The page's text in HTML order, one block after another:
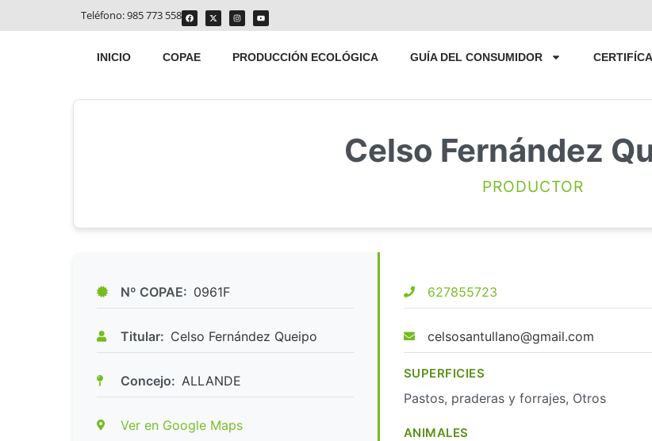
Teléfono:985 773 558
INICIO COPAE PRODUCCIÓN ECOLÓGICA GUÍA DEL CONSUMIDOR
Celso Fernández
PRODUCTOR
Nº COPAE: 0961F
Titular: Celso Fernández Queipo
Concejo: ALLANDE
Ver en Google Maps
627855723
celsosantullano@gmail.com
SUPERFICIES
Pastos, praderas y forrajes, Otros
ANIMALES